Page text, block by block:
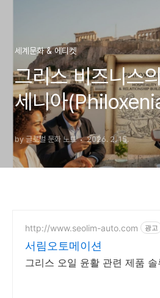
세계문화 & 에티켓
그리스 비즈니스
세니아
운 시간의 미학
by 글로벌 문화 노트 2026. 2. 15.
http://www.seolim-auto.com 광고
서림오토메이션
그리스 오일 윤활 관련 제품 솔